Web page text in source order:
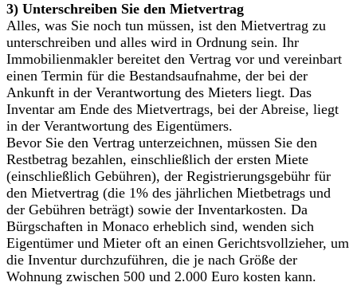
3) Unterschreiben Sie den Mietvertrag
Alles, was Sie noch tun müssen, ist den Mietvertrag zu
unterschreiben und alles wird in Ordnung sein. Ihr
Immobilienmakler bereitet den Vertrag vor und vereinbart
einen Termin für die Bestandsaufnahme, der bei der
Ankunft in der Verantwortung des Mieters liegt. Das
Inventar am Ende des Mietvertrags, bei der Abreise, liegt
in der Verantwortung des Eigentümers.
Bevor Sie den Vertrag unterzeichnen, müssen Sie den
Restbetrag bezahlen, einschließlich der ersten Miete
(einschließlich Gebühren), der Registrierungsgebühr für
den Mietvertrag (die 1% des jährlichen Mietbetrags und
der Gebühren beträgt) sowie der Inventarkosten. Da
Bürgschaften in Monaco erheblich sind, wenden sich
Eigentümer und Mieter oft an einen Gerichtsvollzieher, um
die Inventur durchzuführen, die je nach Größe der
Wohnung zwischen 500 und 2.000 Euro kosten kann.